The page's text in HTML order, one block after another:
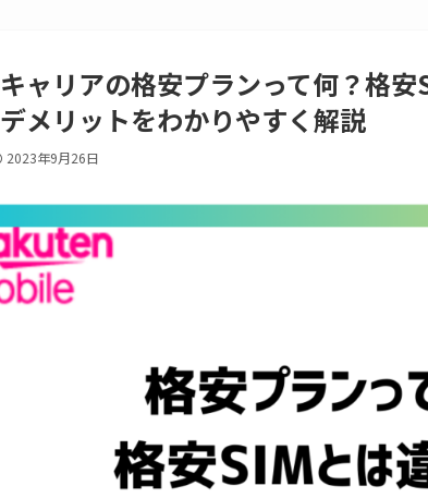
キャリアの格安プランって何？格
デメリットをわかりやすく解説
2023年9月26日